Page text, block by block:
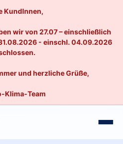
KundInnen,
wir von 27.07 – einschließlich
- einschl. 04.09.2026
und herzliche Grüße,
Klima-Team